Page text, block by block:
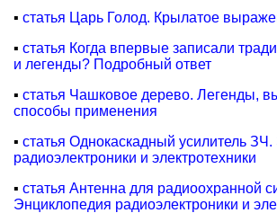
▪ статья Царь Голод. Крылатое
▪ статья Когда впервые записали
и легенды? Подробный ответ
▪ статья Чашковое дерево. Легенды,
способы применения
▪ статья Однокаскадный усилитель
радиоэлектроники и электротехники
▪ статья Антенна для радиоохранной
Энциклопедия радиоэлектроники и